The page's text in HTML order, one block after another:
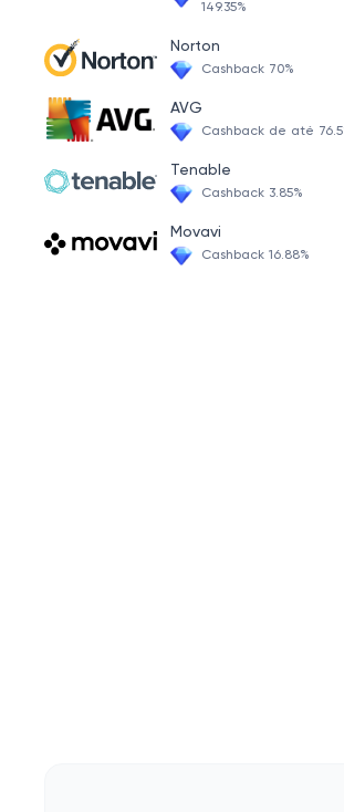
149.35%
Norton
Cashback 70%
AVG
Cashback de até
Tenable
Cashback 3.85%
Movavi
Cashback 16.88%